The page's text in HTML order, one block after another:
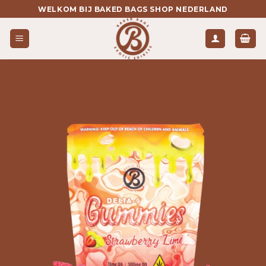
naar
inhoud
WELKOM BIJ BAKED BAGS SHOP NEDERLAND